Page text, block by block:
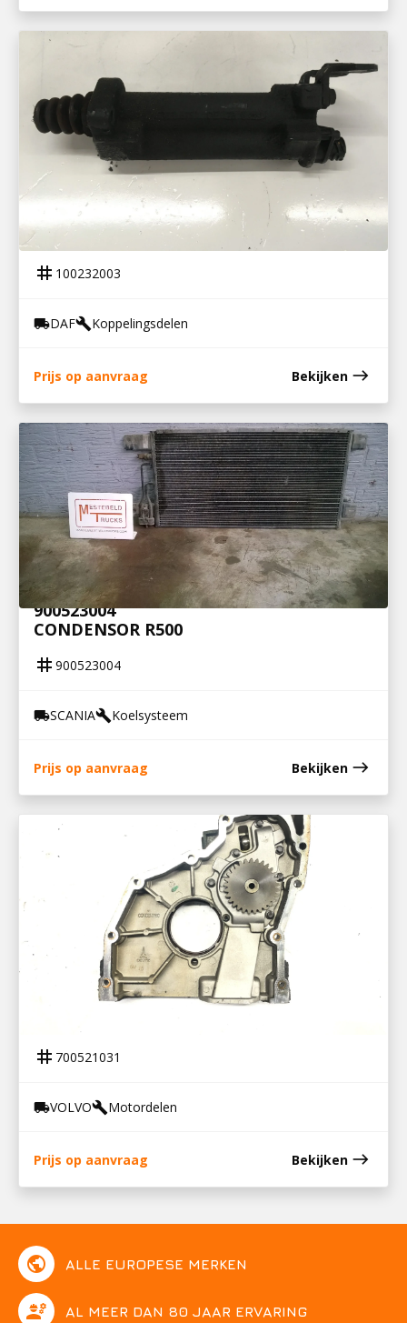
100232003
KOPPELINGSBEKRACHTIGER LF55
tag 100232003
local_shippingDAFbuildKoppelingsdelen
Prijs op aanvraag Bekijken east
900523004
CONDENSOR R500
tag 900523004
local_shippingSCANIAbuildKoelsysteem
Prijs op aanvraag Bekijken east
700521031
tag 700521031
local_shippingVOLVObuildMotordelen
Prijs op aanvraag Bekijken east
public ALLE EUROPESE MERKEN
engineering AL MEER DAN 80 JAAR ERVARING